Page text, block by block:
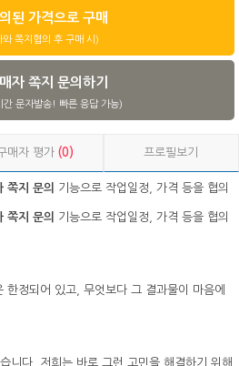
된 가격으로 구매
와 쪽지협의 후 구매 시)
자 쪽지 문의하기
간 문자발송! 빠른 응답 가능)
매자 평가(0) 프로필보기
쪽지 문의
기능으로 작업일정, 가격 등을 협의
쪽지 문의
기능으로 작업일정, 가격 등을 협의
정되어 있고, 무엇보다 그 결과물이 마음에
니다. 저희는 바로 그런 고민을 해결하기 위해